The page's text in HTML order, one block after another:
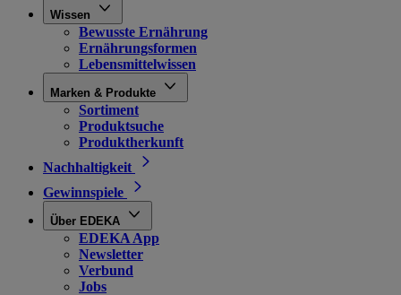
Wissen
Bewusste Ernährung
Ernährungsformen
Lebensmittelwissen
Marken & Produkte
Sortiment
Produktsuche
Produktherkunft
Nachhaltigkeit
Gewinnspiele
Über EDEKA
EDEKA App
Newsletter
Verbund
Jobs